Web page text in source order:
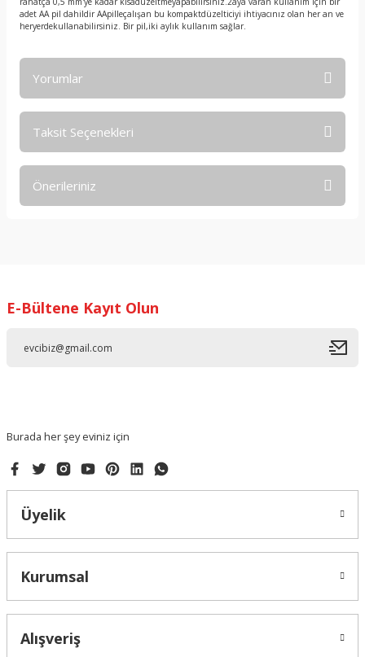
adet AA pil dahildir AApilleçalışan bu kompaktdüzelticiyi ihtiyacınız olan her an ve
heryerdekullanabilirsiniz. Bir pil,iki aylık kullanım sağlar.
Yorumlar
Taksit Seçenekleri
Önerileriniz
Ürün resmi kalitesiz, bozuk veya görüntülenemiyor.
E-Bültene Kayıt Olun
Burada her şey eviniz için
Üyelik
Kurumsal
Alışveriş